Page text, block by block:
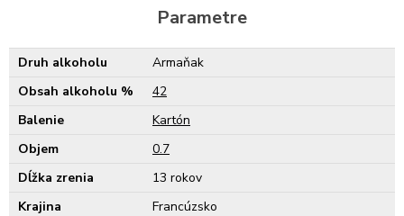
Parametre
Druh alkoholu
Armaňak
Obsah alkoholu %
42
Balenie
Kartón
Objem
0.7
Dĺžka zrenia
13 rokov
Krajina
Francúzsko